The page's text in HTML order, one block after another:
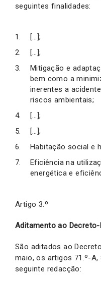
seguintes finalidades:
[…];
[…];
Mitigação e
bem como a
inerentes a
riscos ambientais;
[…];
[…];
Habitação social e
Eficiência na
energética e
Artigo 3.º
Aditamento ao
São aditados ao
maio, os artigos 71.º-A,
seguinte redacção: